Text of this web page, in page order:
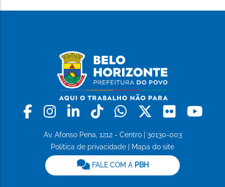
Facebook
Instagram
LinkedinTiktokWhatsapp
X Flickr
Av. Afonso Pena, 1212 - Centro | 30130-003
Política de privacidade
Mapa do site
FALE COM A PBH